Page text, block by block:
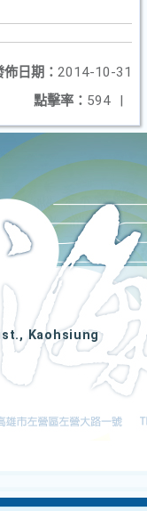
佈日期： 2014-10-31
點擊率： 594 |
Kaohsiung